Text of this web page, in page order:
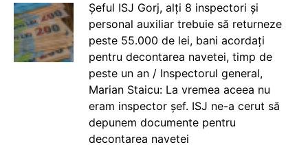
Șeful ISJ Gorj, alți 8 inspectori și
personal auxiliar trebuie să returneze
peste 55.000 de lei, bani acordați
pentru decontarea navetei, timp de
peste un an / Inspectorul general,
Marian Staicu: La vremea aceea nu
eram inspector șef. ISJ ne-a cerut să
depunem documente pentru
decontarea navetei